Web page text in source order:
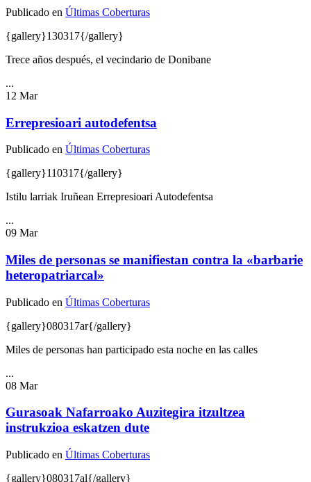
Publicado en Últimas Coberturas
{gallery}130317{/gallery}
Trece años después, el vecindario de Donibane
...
12 Mar
Errepresioari autodefentsa
Publicado en Últimas Coberturas
{gallery}110317{/gallery}
Istilu larriak Iruñean Errepresioari Autodefentsa
...
09 Mar
Miles de personas se manifiestan contra la «barbarie
heteropatriarcal»
Publicado en Últimas Coberturas
{gallery}080317ar{/gallery}
Miles de personas han participado esta noche en las calles
...
08 Mar
Gurasoak Nafarroako Auzitegira itzultzea
instrukzioa eskatzen dute
Publicado en Últimas Coberturas
{gallery}080317al{/gallery}